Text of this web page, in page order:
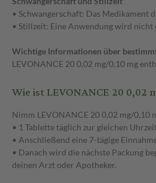
• Schwangerschaft: Das Medikament
• Stillzeit: Eine Anwendung wird
Wichtige Informationen über
LEVONANCE 20 0,02 mg/0,10 mg
Wie ist LEVONANCE 20
Nimm LEVONANCE 20 0,02 mg/0,10
• 1 Tablette täglich zur gleichen
• Anschließend eine 7-tägige
• Danach wird die nächste Packung
deinen Arzt oder Apotheker.